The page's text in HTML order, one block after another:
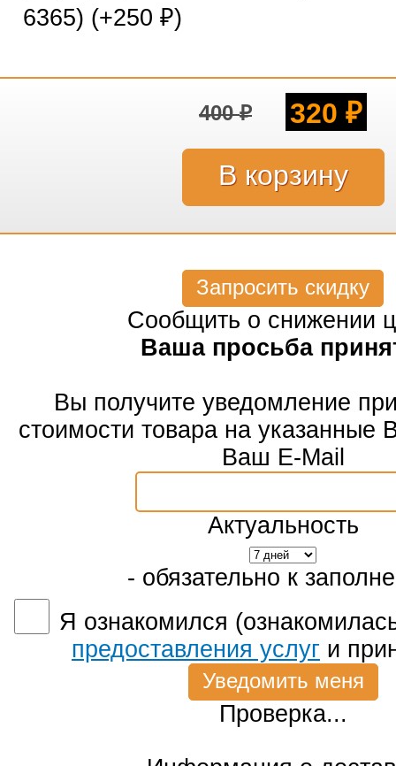
6365) (+250 ₽)
400₽ 320 ₽
Запросить скидку
Сообщить о снижении
Ваша просьба
Вы получите уведомление
стоимости товара на указанные
Ваш E-Mail
Актуальность
- обязательно к
Я ознакомился
предоставления услуг и
Проверка...